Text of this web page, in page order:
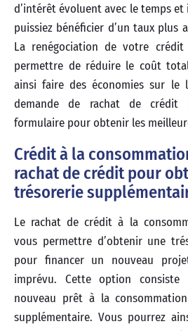
d’intérêt évoluent avec le temps
puissiez bénéficier d’un taux plus
La renégociation de votre
permettre de réduire le coût
ainsi faire des économies sur le
demande de rachat de crédit
formulaire pour obtenir les
Crédit à la
rachat de crédit pour
trésorerie
Le rachat de crédit à la
vous permettre d’obtenir une
pour financer un nouveau
imprévu. Cette option
nouveau prêt à la
supplémentaire. Vous pourrez